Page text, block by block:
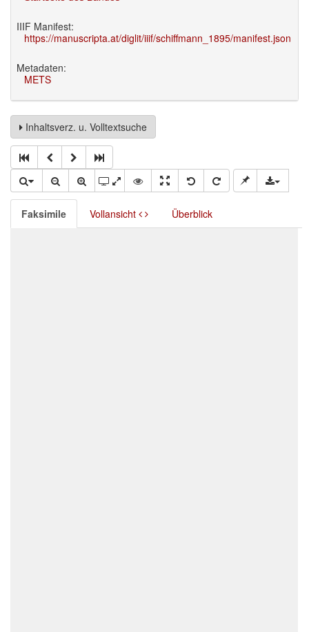
IIIF Manifest:
https://manuscripta.at/diglit/iiif/schiffmann_1895/manifest.json
Metadaten:
METS
Inhaltsverz. u. Volltextsuche
Faksimile Vollansicht Überblick